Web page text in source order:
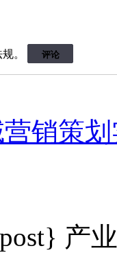
。 评论
销策
产